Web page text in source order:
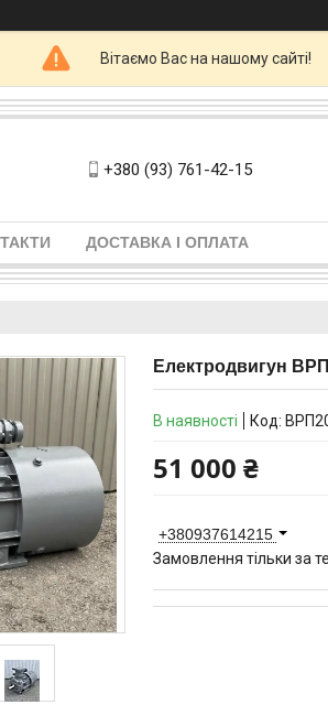
Вітаємо Вас на нашому сайті!
+380 (93) 761-42-15
ДОСТАВКА І ОПЛАТА
Електродвигун
В наявності Код:
51 000 ₴
+380937614215
Замовлення тільки за